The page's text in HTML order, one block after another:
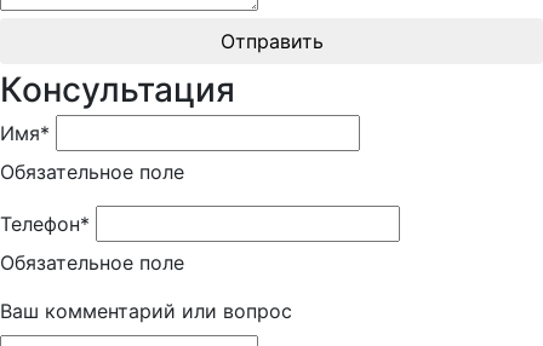
Отправить
Консультация
Имя*
Обязательное поле
Телефон*
Обязательное поле
Ваш комментарий или вопрос